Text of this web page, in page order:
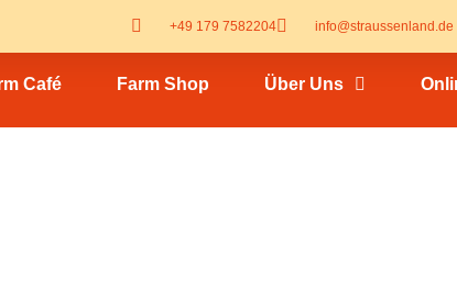
+49 179 7582204 info@straussenland.de
Café Farm Shop Über Uns